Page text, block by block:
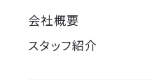
会社概要
スタッフ紹介